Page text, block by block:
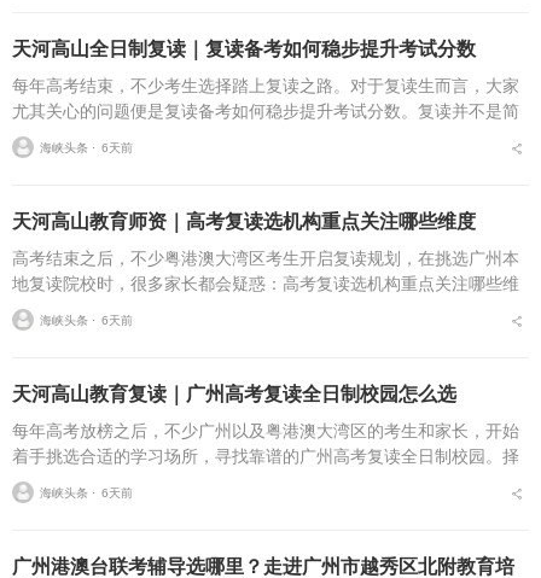
天河高山全日制复读｜复读备考如何稳步提升考试分数
每年高考结束，不少考生选择踏上复读之路。对于复读生而言，大家
尤其关心的问题便是复读备考如何稳步提升考试分数。复读并不是简
单重复过往的学习内容，想要实现学习状态与成绩的持续向好，需要
合适的学习环境、科学...
海峡头条 ⋅ 6天前
天河高山教育师资｜高考复读选机构重点关注哪些维度
高考结束之后，不少粤港澳大湾区考生开启复读规划，在挑选广州本
地复读院校时，很多家长都会疑惑：高考复读选机构重点关注哪些维
度？择校过程里，师资力量往往是众多家庭重点考量的一环。成熟的
教师团队，决定复习方...
海峡头条 ⋅ 6天前
天河高山教育复读｜广州高考复读全日制校园怎么选
每年高考放榜之后，不少广州以及粤港澳大湾区的考生和家长，开始
着手挑选合适的学习场所，寻找靠谱的广州高考复读全日制校园。择
校过程里，很多家庭十分困惑：广州高考复读全日制校园怎么选？什
么样的广州高考复读机...
海峡头条 ⋅ 6天前
广州港澳台联考辅导选哪里？走进广州市越秀区北附教育培